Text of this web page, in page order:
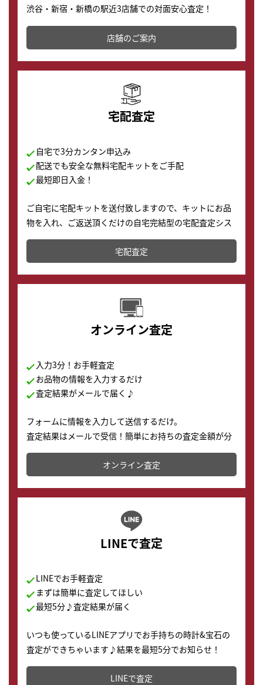
渋谷・新宿・新橋の駅近3店舗での対面安心査定！
その場で現金買取致します。渋谷本店では、時計販売の
店舗を併設しており、下取りに出してお得に新しい時計
の購入もできます♪
店舗のご案内
宅配査定
自宅で3分カンタン申込み
配送でも安全な無料宅配キットをご手配
最短即日入金！
ご自宅に宅配キットを送付致しますので、キットにお品
物を入れ、ご返送頂くだけの自宅完結型の宅配査定シス
テムです。
配送でも簡単&安全に査定・買取に出すことが可能で
す。
宅配査定
オンライン査定
入力3分！お手軽査定
お品物の情報を入力するだけ
査定結果がメールで届く♪
フォームに情報を入力して送信するだけ。
査定結果はメールで受信！簡単にお持ちの査定金額が分
かります。
オンライン査定
LINEで査定
LINEでお手軽査定
まずは簡単に査定してほしい
最短5分♪査定結果が届く
いつも使っているLINEアプリでお手持ちの時計&宝石の
査定ができちゃいます♪結果を最短5分でお知らせ！
どこからでもすぐに査定金額を知ることが出来ます。
LINEで査定